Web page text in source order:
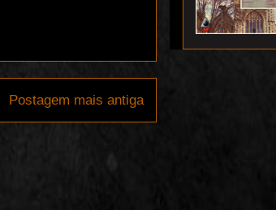
Postagem mais antiga